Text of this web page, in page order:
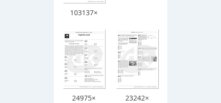
103137×
24975× 23242×